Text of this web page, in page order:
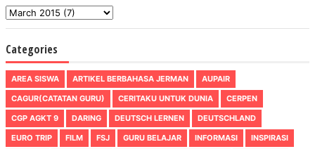
Categories
AREA SISWA ARTIKEL BERBAHASA JERMAN
AUPAIR
CAGUR(CATATAN GURU)
CERITAKU UNTUK DUNIA
CERPEN
CGP AGKT 9
DARING DEUTSCH LERNEN
DEUTSCHLAND
EURO TRIP
FILM FSJ GURU BELAJAR INFORMASI
INSPIRASI